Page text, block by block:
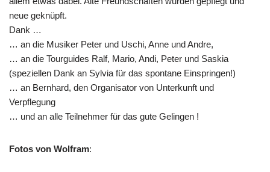
neue geknüpft.
Dank …
… an die Musiker Peter und Uschi, Anne und Andre,
… an die Tourguides Ralf, Mario, Andi, Peter und Saskia
(speziellen Dank an Sylvia für das spontane Einspringen!)
… an Bernhard, den Organisator von Unterkunft und
Verpflegung
… und an alle Teilnehmer für das gute Gelingen !
Fotos von Wolfram: